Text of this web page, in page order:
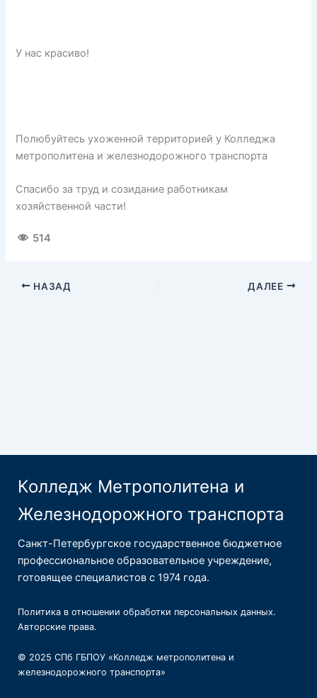
У нас красиво!
Полюбуйтесь ухоженной территорией у Колледжа
метрополитена и железнодорожного транспорта
Спасибо за труд и созидание работникам
хозяйственной части!
514
НАЗАД ДАЛЕЕ
Колледж Метрополитена и
Железнодорожного транспорта
Санкт-Петербургское государственное бюджетное
профессиональное образовательное учреждение,
готовящее специалистов с 1974 года.
Политика в отношении обработки персональных данных.
Авторские права.
© 2025 СПб ГБПОУ «Колледж метрополитена и
железнодорожного транспорта»